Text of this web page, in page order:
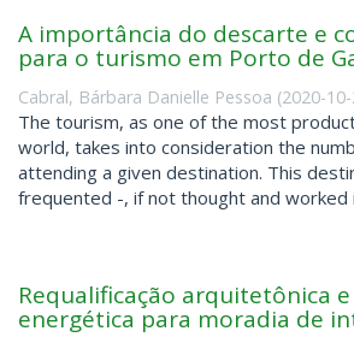
A importância do descarte e
para o turismo em Porto de
Cabral, Bárbara Danielle Pessoa (2020-
The tourism, as one of the most
world, takes into consideration the
attending a given destination. This
frequented -, if not thought and worked
Requalificação arquitetônica
energética para moradia de